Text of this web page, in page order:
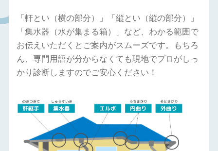
「軒とい（横の部分）」「縦とい（縦の部分）」
「集水器（水が集まる箱）」など、わかる範囲で
お伝えいただくとご案内がスムーズです。もちろ
ん、専門用語が分からなくても現地でプロがしっ
かり診断しますのでご安心ください！